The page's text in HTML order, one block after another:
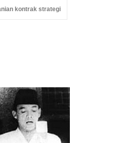
kontrak strategi